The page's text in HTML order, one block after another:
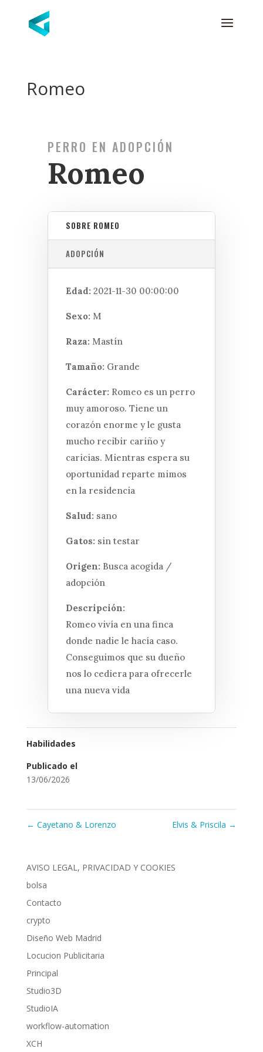
Romeo
PERRO EN ADOPCIÓN
Romeo
SOBRE ROMEO
ADOPCIÓN
Edad: 2021-11-30 00:00:00
Sexo: M
Raza: Mastín
Tamaño: Grande
Carácter: Romeo es un perro
muy amoroso. Tiene un
corazón enorme y le gusta
mucho recibir cariño y
caricias. Mientras espera su
oportunidad reparte mimos
en la residencia
Salud: sano
Gatos: sin testar
Origen: Busca acogida /
adopción
Descripción:
Romeo vivía en una finca
donde nadie le hacía caso.
Conseguimos que su dueño
nos lo cediera para ofrecerle
una nueva vida
Habilidades
Publicado el
13/06/2026
← Cayetano & Lorenzo Elvis & Priscila →
AVISO LEGAL, PRIVACIDAD Y COOKIES
bolsa
Contacto
crypto
Diseño Web Madrid
Locucion Publicitaria
Principal
Studio3D
StudioIA
workflow-automation
XCH